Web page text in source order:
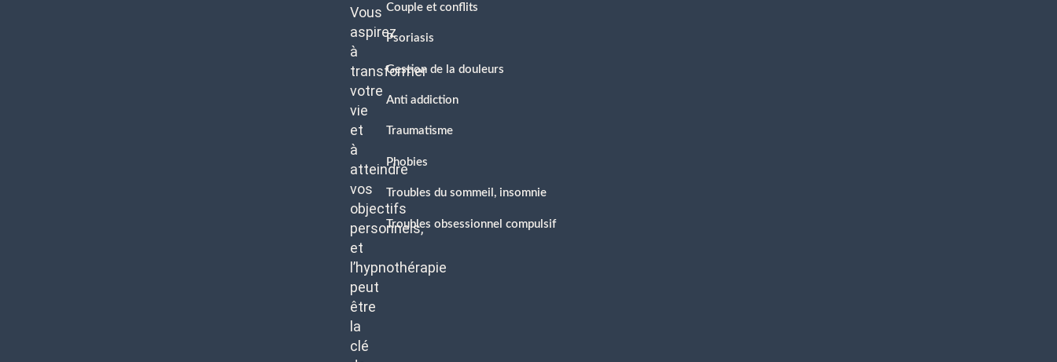
Vous
aspirez
à
transformer
votre
vie
et
à
atteindre
vos
objectifs
personnels,
et
l’hypnothérapie
peut
être
la
clé
Couple et conflits
Psoriasis
Gestion de la douleurs
Anti addiction
Traumatisme
Phobies
Troubles du sommeil, insomnie
Troubles obsessionnel compulsif